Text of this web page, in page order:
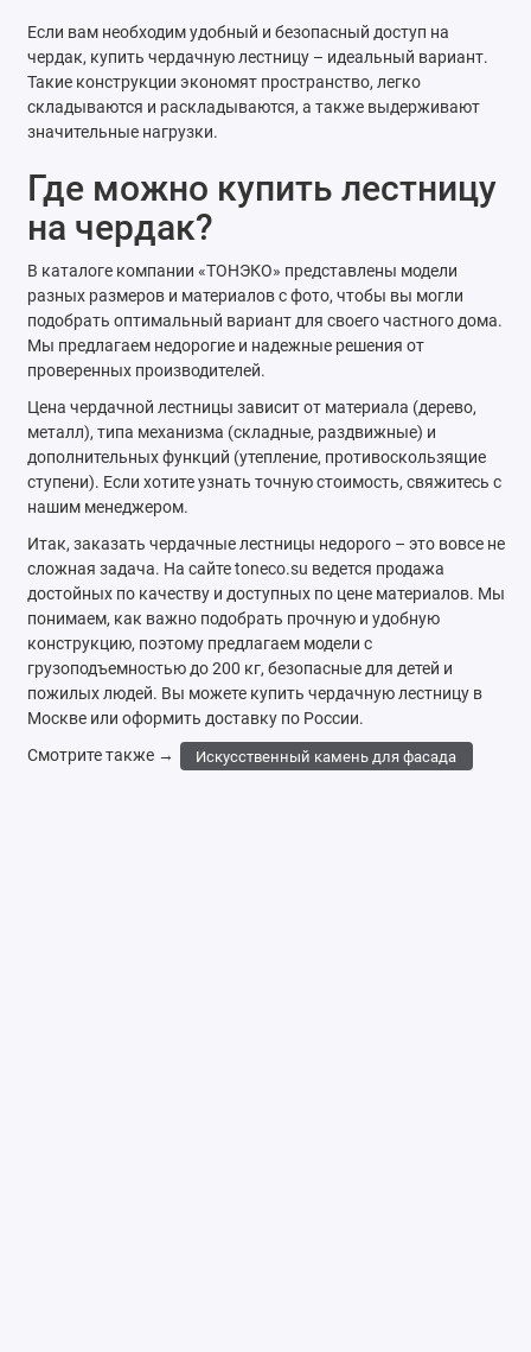
Если вам необходим удобный и безопасный доступ на
чердак, купить чердачную лестницу – идеальный вариант.
Такие конструкции экономят пространство, легко
складываются и раскладываются, а также выдерживают
значительные нагрузки.
Где можно купить лестницу
на чердак?
В каталоге компании «ТОНЭКО» представлены модели
разных размеров и материалов с фото, чтобы вы могли
подобрать оптимальный вариант для своего частного дома.
Мы предлагаем недорогие и надежные решения от
проверенных производителей.
Цена чердачной лестницы зависит от материала (дерево,
металл), типа механизма (складные, раздвижные) и
дополнительных функций (утепление, противоскользящие
ступени). Если хотите узнать точную стоимость, свяжитесь с
нашим менеджером.
Итак, заказать чердачные лестницы недорого – это вовсе не
сложная задача. На сайте toneco.su ведется продажа
достойных по качеству и доступных по цене материалов. Мы
понимаем, как важно подобрать прочную и удобную
конструкцию, поэтому предлагаем модели с
грузоподъемностью до 200 кг, безопасные для детей и
пожилых людей. Вы можете купить чердачную лестницу в
Москве или оформить доставку по России.
Смотрите также →
Искусственный камень для фасада